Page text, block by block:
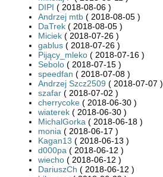
DIPI ( 2018-08-06 )
Andrzej mtb ( 2018-08-05 )
DaTrek ( 2018-08-05 )
Miciek ( 2018-07-26 )
gablus ( 2018-07-26 )
Pijący_mleko ( 2018-07-16 )
Sebolo ( 2018-07-15 )
speedfan ( 2018-07-08 )
Andrzej Szcz2509 ( 2018-07-07 )
szafar ( 2018-07-02 )
cherrycoke ( 2018-06-30 )
wiaterek ( 2018-06-30 )
MichalGorka ( 2018-06-18 )
monia ( 2018-06-17 )
Kagan13 ( 2018-06-13 )
d000pa ( 2018-06-12 )
wiecho ( 2018-06-12 )
DariuszCh ( 2018-06-12 )